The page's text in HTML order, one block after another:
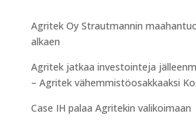
Agritek Oy Strautmannin
alkaen
Agritek jatkaa investointeja
– Agritek vähemmistöosakkaaksi
Case IH palaa Agritekin valikoimaan